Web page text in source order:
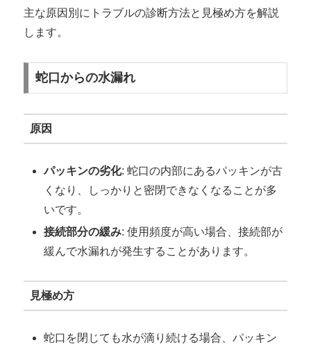
主な原因別にトラブルの診断方法と見極め方を解説
します。
蛇口からの水漏れ
原因
パッキンの劣化: 蛇口の内部にあるパッキンが古
くなり、しっかりと密閉できなくなることが多
いです。
接続部分の緩み: 使用頻度が高い場合、接続部が
緩んで水漏れが発生することがあります。
見極め方
蛇口を閉じても水が滴り続ける場合、パッキン